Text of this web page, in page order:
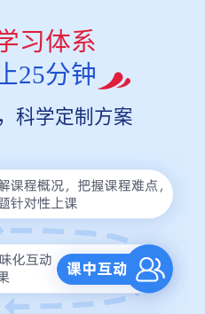
习体系
25分钟
科学定制方案